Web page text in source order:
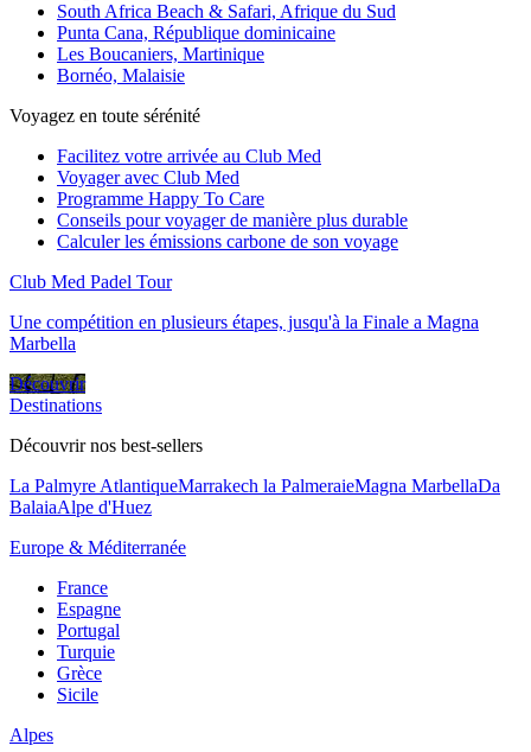
South Africa Beach & Safari, Afrique du Sud
Punta Cana, République dominicaine
Les Boucaniers, Martinique
Bornéo, Malaisie
Voyagez en toute sérénité
Facilitez votre arrivée au Club Med
Voyager avec Club Med
Programme Happy To Care
Conseils pour voyager de manière plus durable
Calculer les émissions carbone de son voyage
Club Med Padel Tour
Une compétition en plusieurs étapes, jusqu'à la Finale a Magna
Marbella
Découvrir
Destinations
Découvrir nos best-sellers
La Palmyre AtlantiqueMarrakech la PalmeraieMagna MarbellaDa
BalaiaAlpe d'Huez
Europe & Méditerranée
France
Espagne
Portugal
Turquie
Grèce
Sicile
Alpes